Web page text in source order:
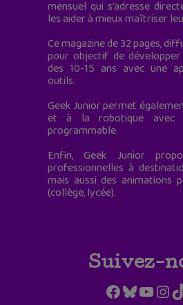
mensuel qui s’adresse
les aider à mieux maîtriser
Ce magazine de 32 pages,
pour objectif de
des 10-15 ans avec une
outils.
Geek Junior permet
et à la robotique avec
programmable.
Enfin, Geek Junior
professionnelles à
mais aussi des animations
(collège, lycée).
Suivez-
Facebook
Bluesky